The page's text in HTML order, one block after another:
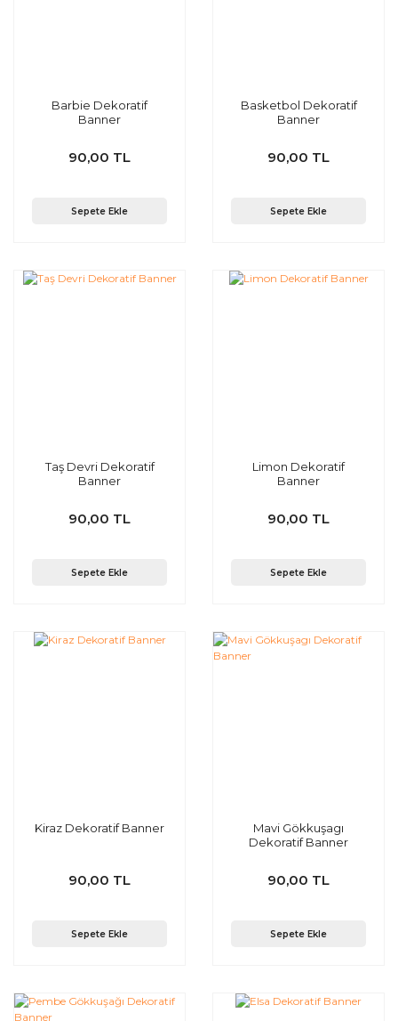
Barbie Dekoratif
Banner
90,00 TL
Sepete Ekle
Basketbol Dekoratif
Banner
90,00 TL
Sepete Ekle
Taş Devri Dekoratif
Banner
90,00 TL
Sepete Ekle
Limon Dekoratif
Banner
90,00 TL
Sepete Ekle
Kiraz Dekoratif Banner
90,00 TL
Sepete Ekle
Mavi Gökkuşagı
Dekoratif Banner
90,00 TL
Sepete Ekle